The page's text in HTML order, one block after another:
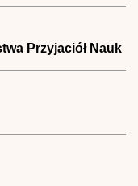
Przyjaciół Nauk